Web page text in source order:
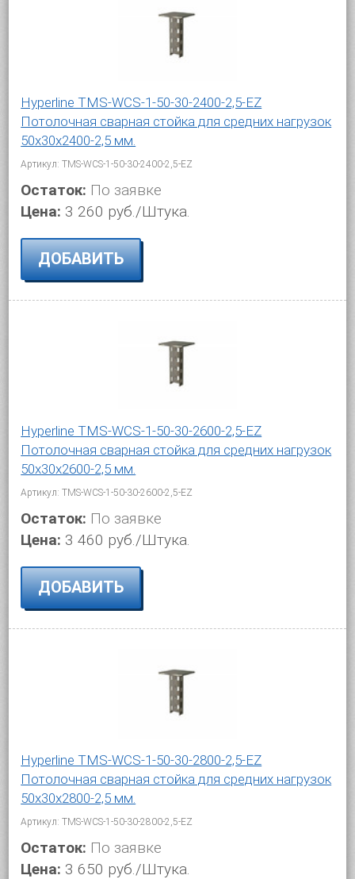
Hyperline TMS-WCS-1-50-30-2400-2,5-EZ
Потолочная сварная стойка для средних нагрузок
50х30х2400-2,5 мм.
Артикул: TMS-WCS-1-50-30-2400-2,5-EZ
Остаток: По заявке
Цена: 3 260 руб./Штука.
ДОБАВИТЬ
Hyperline TMS-WCS-1-50-30-2600-2,5-EZ
Потолочная сварная стойка для средних нагрузок
50х30х2600-2,5 мм.
Артикул: TMS-WCS-1-50-30-2600-2,5-EZ
Остаток: По заявке
Цена: 3 460 руб./Штука.
ДОБАВИТЬ
Hyperline TMS-WCS-1-50-30-2800-2,5-EZ
Потолочная сварная стойка для средних нагрузок
50х30х2800-2,5 мм.
Артикул: TMS-WCS-1-50-30-2800-2,5-EZ
Остаток: По заявке
Цена: 3 650 руб./Штука.